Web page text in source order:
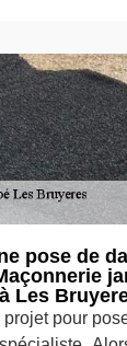
pose de
Les
pour